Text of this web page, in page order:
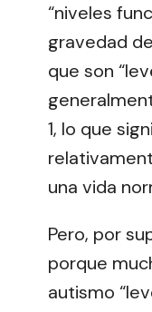
“niveles
gravedad
que son
1, lo que
una vida
Pero, por
porque
autismo